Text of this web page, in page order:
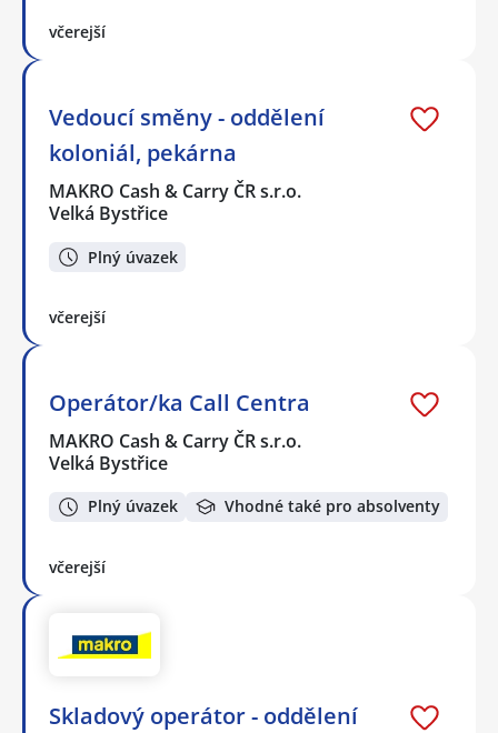
včerejší
Vedoucí směny - oddělení
koloniál, pekárna
MAKRO Cash & Carry ČR s.r.o.
Velká Bystřice
Plný úvazek
včerejší
Operátor/ka Call Centra
MAKRO Cash & Carry ČR s.r.o.
Velká Bystřice
Plný úvazek Vhodné také pro absolventy
včerejší
Skladový operátor - oddělení